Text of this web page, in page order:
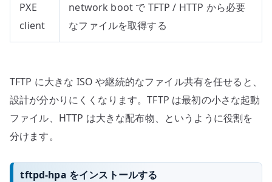
PXE
client
network boot で TFTP / HTTP から必要
なファイルを取得する
TFTP に大きな ISO や継続的なファイル共有を任せると、
設計が分かりにくくなります。TFTP は最初の小さな起動
ファイル、HTTP は大きな配布物、というように役割を
分けます。
tftpd-hpa をインストールする